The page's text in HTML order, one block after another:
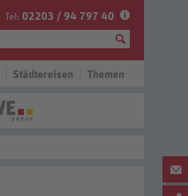
Tel: 02203 / 94 797 40
Städtereisen Themen